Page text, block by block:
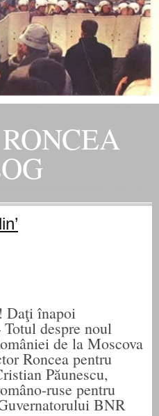
Daţi înapoi
despre noul
de la Moscova
Roncea pentru
Păunescu,
ruse pentru
BNR